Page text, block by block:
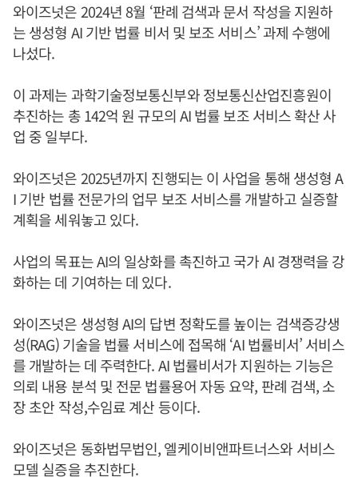
와이즈넛은 2024년 8월 ‘판례 검색과 문서 작성을 지원하
는 생성형 AI 기반 법률 비서 및 보조 서비스’ 과제 수행에
나섰다.
이 과제는 과학기술정보통신부와 정보통신산업진흥원이
추진하는 총 142억 원 규모의 AI 법률 보조 서비스 확산 사
업 중 일부다.
와이즈넛은 2025년까지 진행되는 이 사업을 통해 생성형 A
I 기반 법률 전문가의 업무 보조 서비스를 개발하고 실증할
계획을 세워놓고 있다.
사업의 목표는 AI의 일상화를 촉진하고 국가 AI 경쟁력을 강
화하는 데 기여하는 데 있다.
와이즈넛은 생성형 AI의 답변 정확도를 높이는 검색증강생
성(RAG) 기술을 법률 서비스에 접목해 ‘AI 법률비서’ 서비스
를 개발하는 데 주력한다. AI 법률비서가 지원하는 기능은
의뢰 내용 분석 및 전문 법률용어 자동 요약, 판례 검색, 소
장 초안 작성,수임료 계산 등이다.
와이즈넛은 동화법무법인, 엘케이비앤파트너스와 서비스
모델 실증을 추진한다.